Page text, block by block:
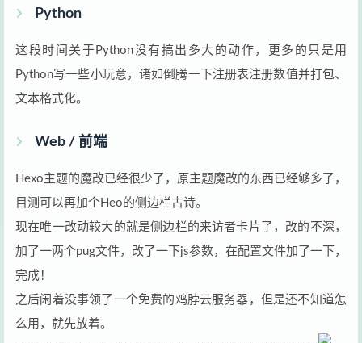
Python
这段时间关于Python没有搞出多大的动作，更多的只是用
Python写一些小玩意，诸如倒腾一下注册表注册数值并打包、
文本格式化。
Web / 前端
Hexo主题的魔改已经很少了，原主题魔改的东西已经够多了，
目测可以再加个Heo的侧边栏古诗。
现在唯一改动较大的就是侧边栏的来访者卡片了，改的不深，
加了一两个pug文件，改了一下js参数，在配置文件加了一下，
完成！
之后闲着没事领了一个免费的鸡脖云服务器，但是还不知道怎
么用，就先放着。